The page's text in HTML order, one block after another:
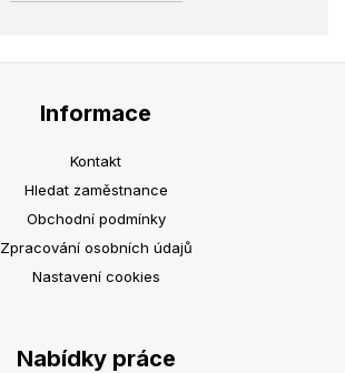
Informace
Kontakt
Hledat zaměstnance
Obchodní podmínky
Zpracování osobních údajů
Nastavení cookies
Nabídky práce